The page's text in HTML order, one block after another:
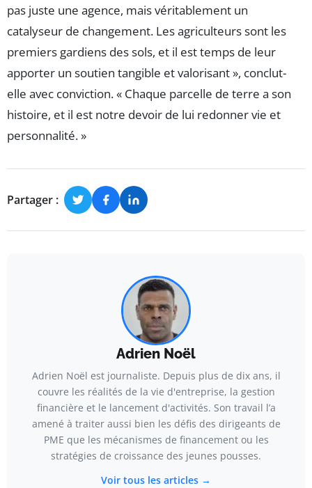
pas juste une agence, mais véritablement un
catalyseur de changement. Les agriculteurs sont les
premiers gardiens des sols, et il est temps de leur
apporter un soutien tangible et valorisant », conclut-
elle avec conviction. « Chaque parcelle de terre a son
histoire, et il est notre devoir de lui redonner vie et
personnalité. »
Partager :
Adrien Noël
Adrien Noël est journaliste. Depuis plus de dix ans, il
couvre les réalités de la vie d'entreprise, la gestion
financière et le lancement d'activités. Son travail l’a
amené à traiter aussi bien les défis des dirigeants de
PME que les mécanismes de financement ou les
stratégies de croissance des jeunes pousses.
Voir tous les articles →